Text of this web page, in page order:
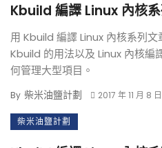
Kbuild 編譯 Linux 內核系
用 Kbuild 編譯 Linux 內核系列
Kbuild 的用法以及 Linux 內核
何管理大型項目。
By 柴米油鹽計劃 2017 年 11 月 8 日
柴米油鹽計劃